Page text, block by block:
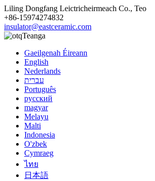
Liling Dongfang Leictricheirmeach Co., Teo
+86-15974274832
insulator@eastceramic.com
Teanga
Gaeilgenah Éireann
English
Nederlands
עברית
Português
русский
magyar
Melayu
Malti
Indonesia
O'zbek
Cymraeg
ไทย
日本語